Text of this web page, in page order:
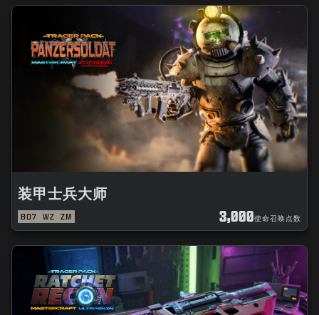
装甲士兵大师
BO7 WZ ZM 3,000使命召唤点数